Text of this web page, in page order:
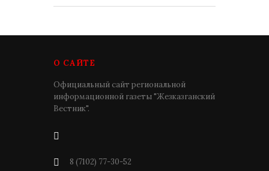
О САЙТЕ
Официальный сайт региональной
информационной газеты "Жезказганский
Вестник".
8 (7102) 77-30-52